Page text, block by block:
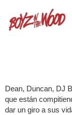
Dean, Duncan, DJ
que están
dar un giro a sus